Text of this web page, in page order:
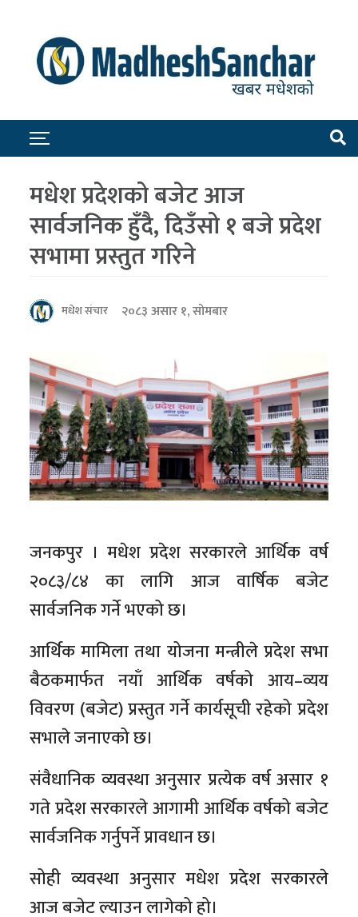
मधेश प्रदेशको बजेट आज
सार्वजनिक हुँदै, दिउँसो १ बजे प्रदेश
सभामा प्रस्तुत गरिने
मधेश संचार २०८३ असार १, सोमबार
जनकपुर । मधेश प्रदेश सरकारले आर्थिक वर्ष
२०८३/८४ का लागि आज वार्षिक बजेट
सार्वजनिक गर्ने भएको छ।
आर्थिक मामिला तथा योजना मन्त्रीले प्रदेश सभा
बैठकमार्फत नयाँ आर्थिक वर्षको आय–व्यय
विवरण (बजेट) प्रस्तुत गर्ने कार्यसूची रहेको प्रदेश
सभाले जनाएको छ।
संवैधानिक व्यवस्था अनुसार प्रत्येक वर्ष असार १
गते प्रदेश सरकारले आगामी आर्थिक वर्षको बजेट
सार्वजनिक गर्नुपर्ने प्रावधान छ।
सोही व्यवस्था अनुसार मधेश प्रदेश सरकारले
आज बजेट ल्याउन लागेको हो।